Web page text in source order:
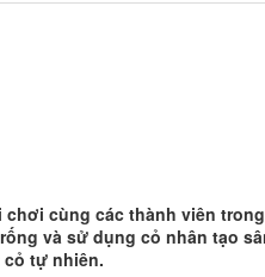
cùng các thành viên
và sử dụng cỏ nhân tạo
tự nhiên.